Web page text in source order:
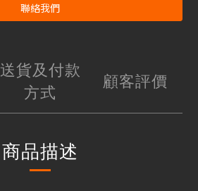
聯絡我們
送貨及付款
方式
顧客評價
商品描述